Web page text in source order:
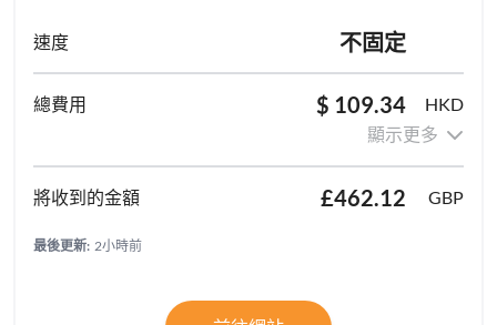
不固定
$ 109.34
HKD
顯示更多
£462.12 GBP
最後更新: 2小時前